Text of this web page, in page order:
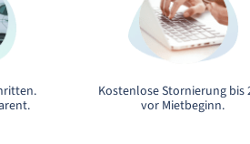
Kostenlose Stornierung bis
vor Mietbeginn.